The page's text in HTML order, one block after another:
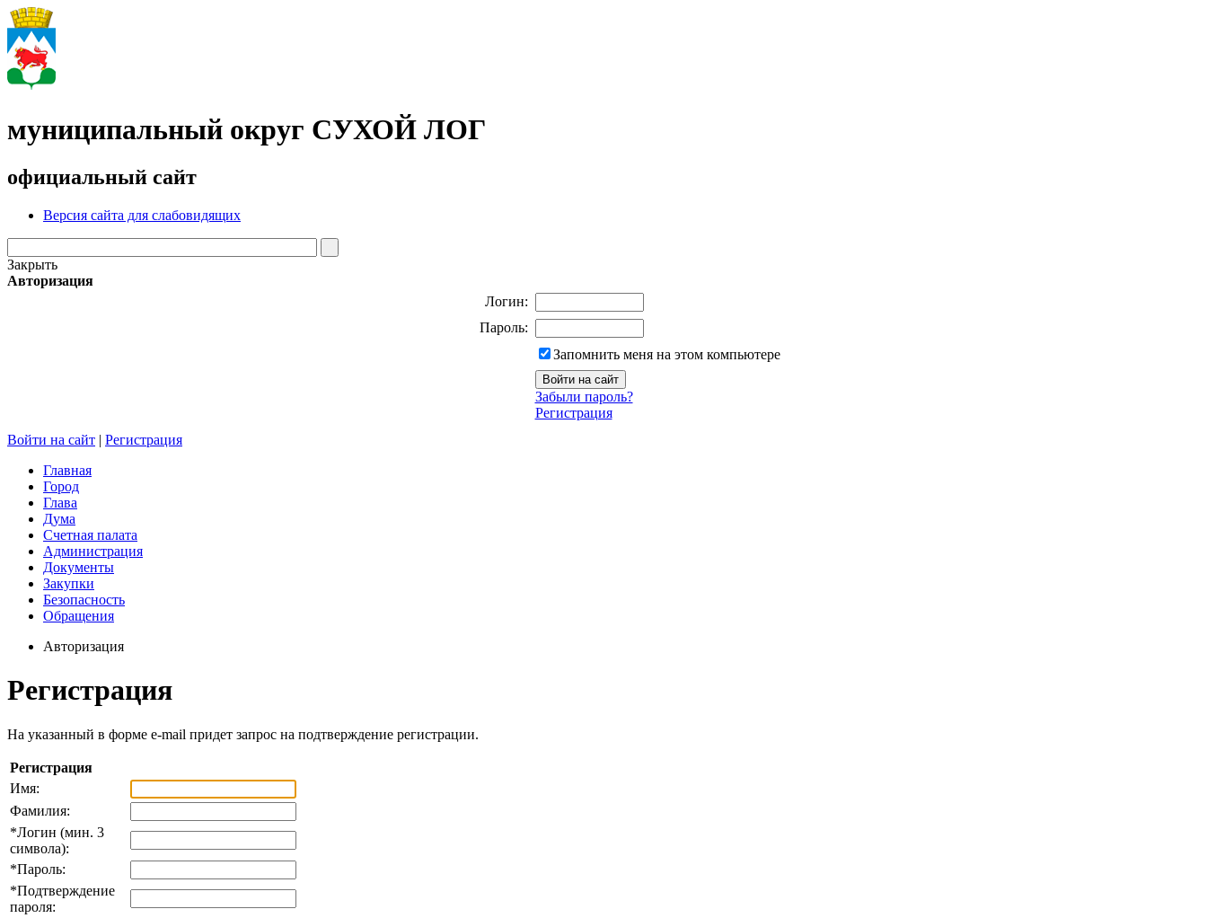
муниципальный округ СУХОЙ ЛОГ
официальный сайт
Версия сайта для слабовидящих
Закрыть
Авторизация
Логин:
Пароль:
Запомнить меня на этом компьютере
Забыли пароль?
Регистрация
Войти на сайт | Регистрация
Главная
Город
Глава
Дума
Счетная палата
Администрация
Документы
Закупки
Безопасность
Обращения
Авторизация
Регистрация
На указанный в форме e-mail придет запрос на подтверждение регистрации.
Регистрация
Имя:
Фамилия:
*Логин (мин. 3
символа):
*Пароль:
*Подтверждение
пароля: